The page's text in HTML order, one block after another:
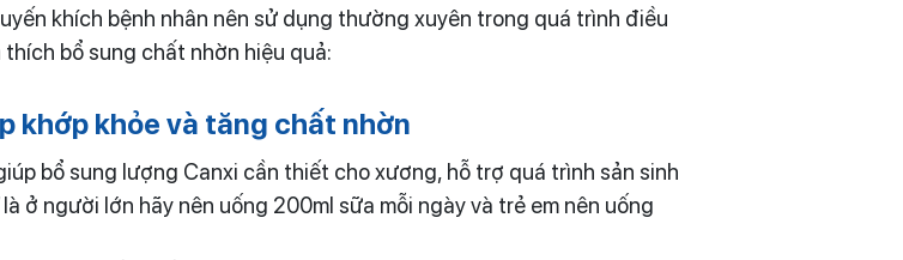
khích bệnh nhân nên sử dụng thường xuyên trong quá trình điều
bổ sung chất nhờn hiệu quả:
khớp khỏe và tăng chất nhờn
bổ sung lượng Canxi cần thiết cho xương, hỗ trợ quá trình sản sinh
ở người lớn hãy nên uống 200ml sữa mỗi ngày và trẻ em nên uống